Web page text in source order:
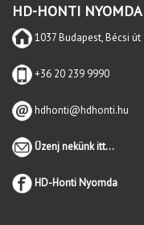
HD-HONTI NYOMDA
1037 Budapest, Bécsi
+36 20 239 9990
hdhonti@hdhonti.hu
Üzenj nekünk itt...
HD-Honti Nyomda